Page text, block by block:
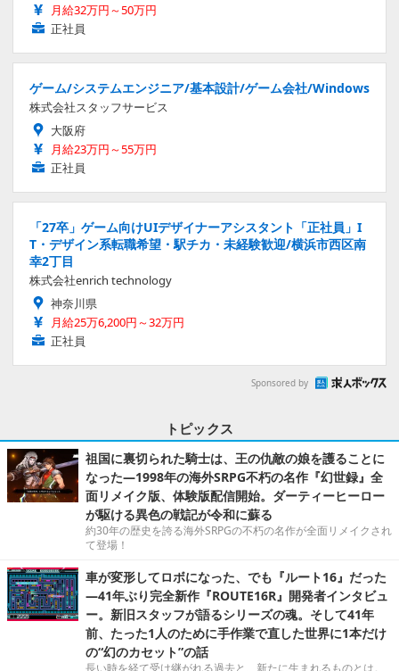
月給32万円～50万円
正社員
ゲーム/システムエンジニア/基本設計/ゲーム会社/Windows
株式会社スタッフサービス
大阪府
月給23万円～55万円
正社員
「27卒」ゲーム向けUIデザイナーアシスタント「正社員」I
T・デザイン系転職希望・駅チカ・未経験歓迎/横浜市西区南
幸2丁目
株式会社enrich technology
神奈川県
月給25万6,200円～32万円
正社員
Sponsored by
トピックス
祖国に裏切られた騎士は、王の仇敵の娘を護ることに
なった―1998年の海外SRPG不朽の名作『幻世録』全
面リメイク版、体験版配信開始。ダーティーヒーロー
が駆ける異色の戦記が令和に蘇る
約30年の歴史を誇る海外SRPGの不朽の名作が全面リメイクされ
て登場！
車が変形してロボになった、でも『ルート16』だった
―41年ぶり完全新作『ROUTE16R』開発者インタビュ
ー。新旧スタッフが語るシリーズの魂。そして41年
前、たった1人のために手作業で直した世界に1本だけ
の“幻のカセット”の話
長い時を経て受け継がれる過去と、新たに生まれるものとは。